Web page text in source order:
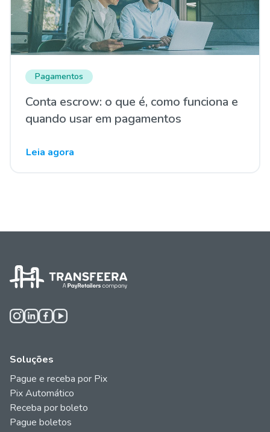
Pagamentos
Conta escrow: o que é, como funciona e
quando usar em pagamentos
Leia agora
Soluções
Pague e receba por Pix
Pix Automático
Receba por boleto
Pague boletos